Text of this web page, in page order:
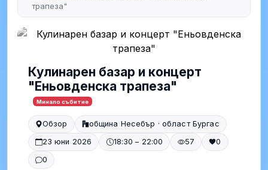
трапеза"
Кулинарен базар и концерт
"Еньовденска трапеза"
Минало събитие
Обзор
община Несебър · област Бургас
23 юни 2026
18:30 – 22:00 57
0
0